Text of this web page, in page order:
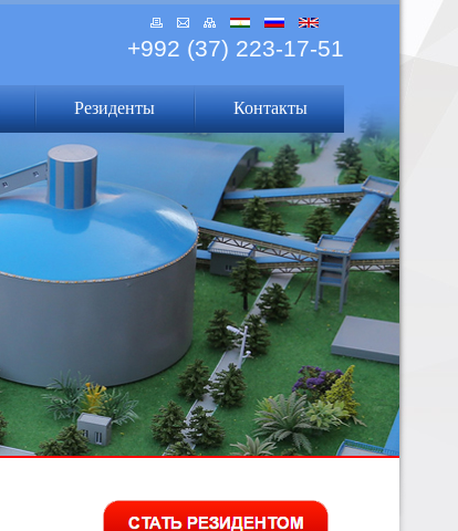
+992 (37) 223-17-51
Резиденты Контакты